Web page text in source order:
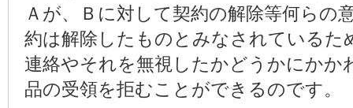
Ａが、Ｂに対して契約の解除等何らの
約は解除したものとみなされているた
連絡やそれを無視したかどうかにかか
品の受領を拒むことができるのです。